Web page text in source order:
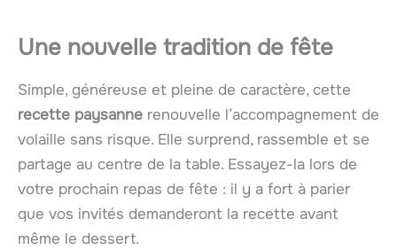
Une nouvelle tradition de fête
Simple, généreuse et pleine de caractère, cette
recette paysanne renouvelle l’accompagnement de
volaille sans risque. Elle surprend, rassemble et se
partage au centre de la table. Essayez-la lors de
votre prochain repas de fête : il y a fort à parier
que vos invités demanderont la recette avant
même le dessert.